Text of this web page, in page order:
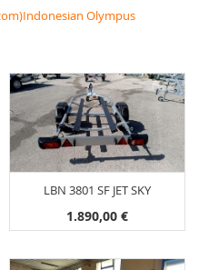
Olympus
LBN 3801 SF JET SKY
1.890,00 €